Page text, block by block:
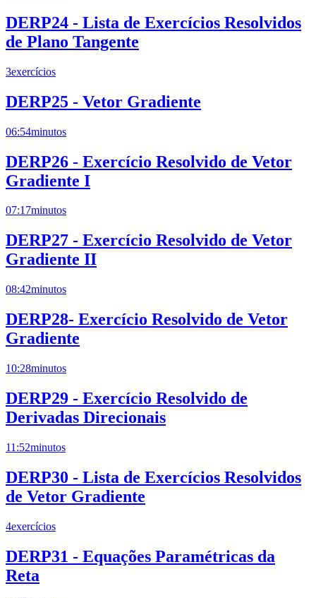
DERP24 - Lista de Exercícios Resolvidos
de Plano Tangente
3exercícios
DERP25 - Vetor Gradiente
06:54minutos
DERP26 - Exercício Resolvido de Vetor
Gradiente I
07:17minutos
DERP27 - Exercício Resolvido de Vetor
Gradiente II
08:42minutos
DERP28- Exercício Resolvido de Vetor
Gradiente
10:28minutos
DERP29 - Exercício Resolvido de
Derivadas Direcionais
11:52minutos
DERP30 - Lista de Exercícios Resolvidos
de Vetor Gradiente
4exercícios
DERP31 - Equações Paramétricas da
Reta